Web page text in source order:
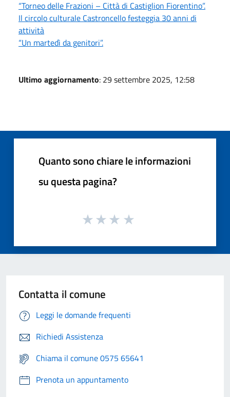
“Torneo delle Frazioni – Città di Castiglion Fiorentino”.
Il circolo culturale Castroncello festeggia 30 anni di
attività
“Un martedì da genitori”.
Ultimo aggiornamento: 29 settembre 2025, 12:58
Quanto sono chiare le informazioni
su questa pagina?
Contatta il comune
Leggi le domande frequenti
Richiedi Assistenza
Chiama il comune 0575 65641
Prenota un appuntamento